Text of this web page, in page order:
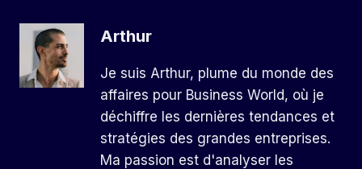
Arthur
Je suis Arthur, plume du monde des
affaires pour Business World, où je
déchiffre les dernières tendances et
stratégies des grandes entreprises.
Ma passion est d'analyser les